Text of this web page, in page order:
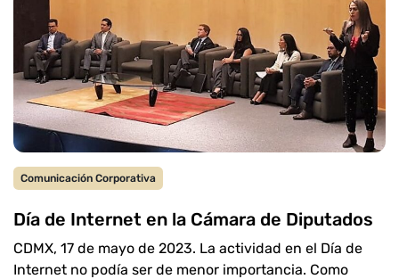
Comunicación Corporativa
Día de Internet en la Cámara de Diputados
CDMX, 17 de mayo de 2023. La actividad en el Día de
Internet no podía ser de menor importancia. Como